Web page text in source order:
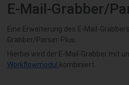
E-Mail-Grabber/
Eine Erweiterung des E-Mail-
Grabber/Parser-Plus.
Hierbei wird der E-Mail-Grabber mit
Workflowmodul kombiniert.